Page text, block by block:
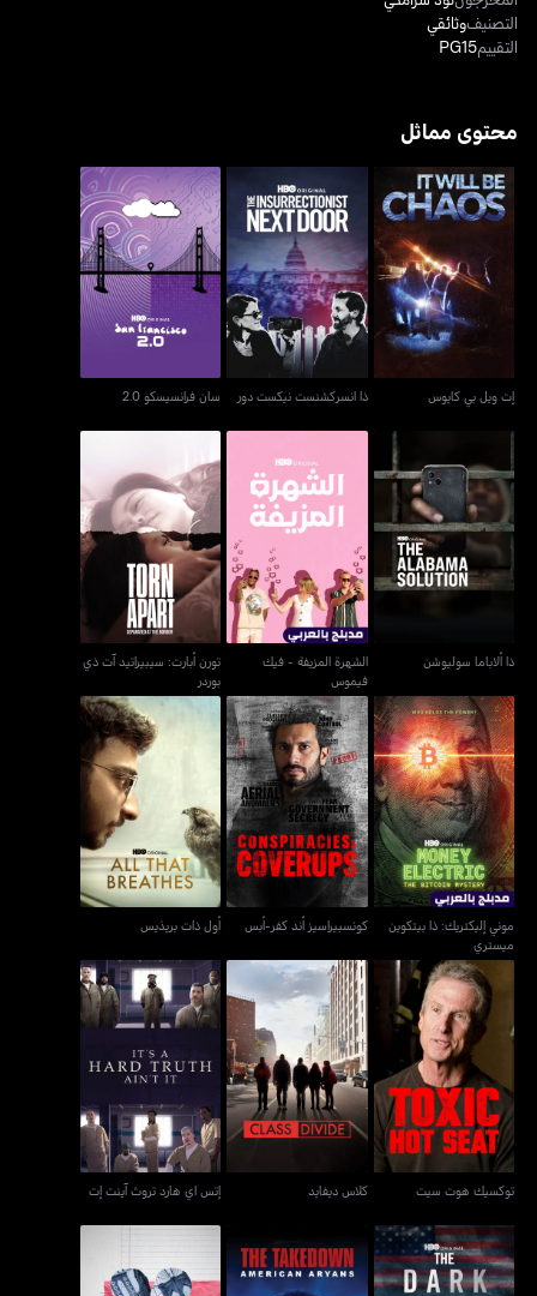
التصنيفوثائقي
التقييمPG15
محتوى مماثل
إت ويل بي كايوس
إت ويل بي كايوس
ذا انسركشنست نيكست دور
ذا انسركشنست نيكست دور
سان فرانسيسكو 2.0
سان فرانسيسكو 2.0
ذا ألاباما سوليوشن
ذا ألاباما سوليوشن
الشهرة المزيفة - فيك
الشهرة المزيفة - فيك
فيموس
تورن أبارت: سيبيراتيد آت
ذي بوردر
تورن أبارت: سيبيراتيد آت ذي
بوردر
موني إليكتريك: ذا بيتكوين
ميستري
موني إليكتريك: ذا بيتكوين
ميستري
كونسبيراسيز أند كفر-أبس
كونسبيراسيز أند كفر-أبس
أول ذات بريذيس
أول ذات بريذيس
توكسيك هوت سيت
توكسيك هوت سيت
كلاس ديفايد
كلاس ديفايد
إتس اي هارد تروث آينت إت
إتس اي هارد تروث آينت إت